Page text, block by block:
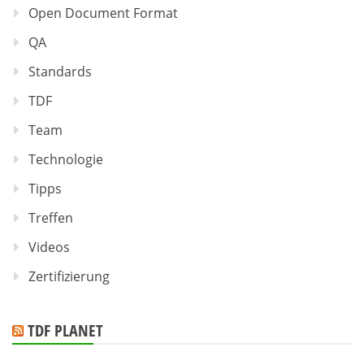
Open Document Format
QA
Standards
TDF
Team
Technologie
Tipps
Treffen
Videos
Zertifizierung
TDF PLANET